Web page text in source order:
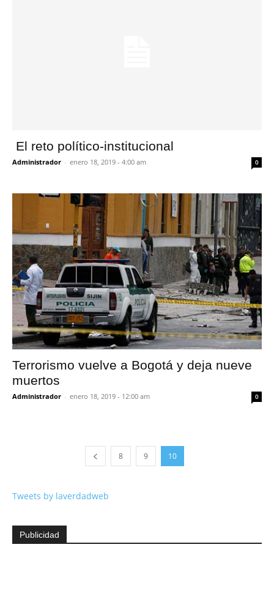
El reto político-institucional
Administrador - enero 18, 2019 - 4:00 am 0
Terrorismo vuelve a Bogotá y deja nueve
muertos
Administrador - enero 18, 2019 - 12:00 am 0
8 9 10
Tweets by laverdadweb
Publicidad